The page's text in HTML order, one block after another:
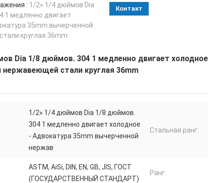
: 1/2» 1/4 дюймов Dia
1 медленно двигает
35mm вычерченной
круглая 36mm
Контакт
Dia 1/8 дюймов. 304 1 медленно двигает
нержавеющей стали круглая 36mm
1/2» 1/4 дюймов Dia 1/8 дюймов.
304 1 медленно двигает холодное
- Адвокатура 35mm вычерченной
нержав
Стальная ранг:
ASTM, AiSi, DIN, EN, GB, JIS, ГОСТ
(ГОСУДАРСТВЕННЫЙ СТАНДАРТ)
Ранг: